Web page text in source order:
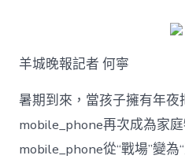
羊城晚報記者 何寧
暑期到來，當孩子擁有年夜
mobile_phone再次成為家
mobile_phone從“戰場”變